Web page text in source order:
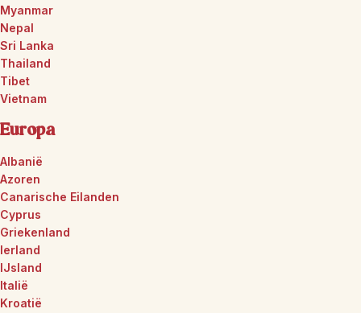
Myanmar
Nepal
Sri Lanka
Thailand
Tibet
Vietnam
Europa
Albanië
Azoren
Canarische Eilanden
Cyprus
Griekenland
Ierland
IJsland
Italië
Kroatië